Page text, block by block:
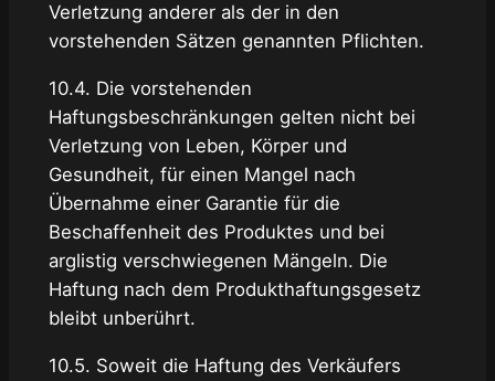
Verletzung anderer als der in den
vorstehenden Sätzen genannten Pflichten.
10.4. Die vorstehenden
Haftungsbeschränkungen gelten nicht bei
Verletzung von Leben, Körper und
Gesundheit, für einen Mangel nach
Übernahme einer Garantie für die
Beschaffenheit des Produktes und bei
arglistig verschwiegenen Mängeln. Die
Haftung nach dem Produkthaftungsgesetz
bleibt unberührt.
10.5. Soweit die Haftung des Verkäufers